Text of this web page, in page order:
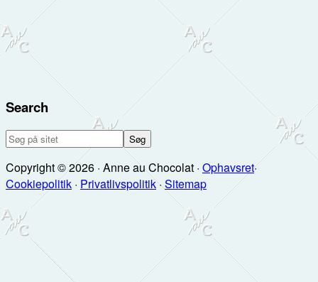
Search
Søg
sitet
Copyright © 2026 · Anne au Chocolat · Ophavsret·
Cookiepolitik · Privatlivspolitik·Sitemap